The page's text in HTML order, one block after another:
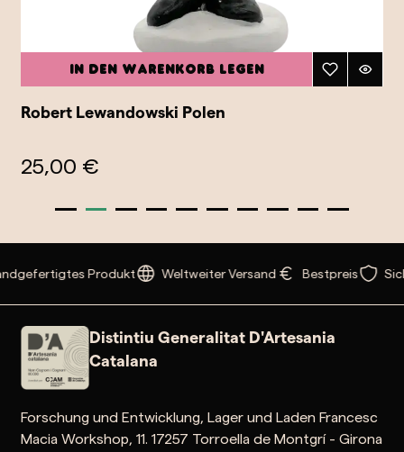
In den Warenkorb legen
Robert Lewandowski Polen
25,00 €
Produkt Weltweiter Versand Bestpreis
Distintiu Generalitat D'Artesania
Catalana
Forschung und Entwicklung, Lager und Laden Francesc
Macia Workshop, 11. 17257 Torroella de Montgrí - Girona